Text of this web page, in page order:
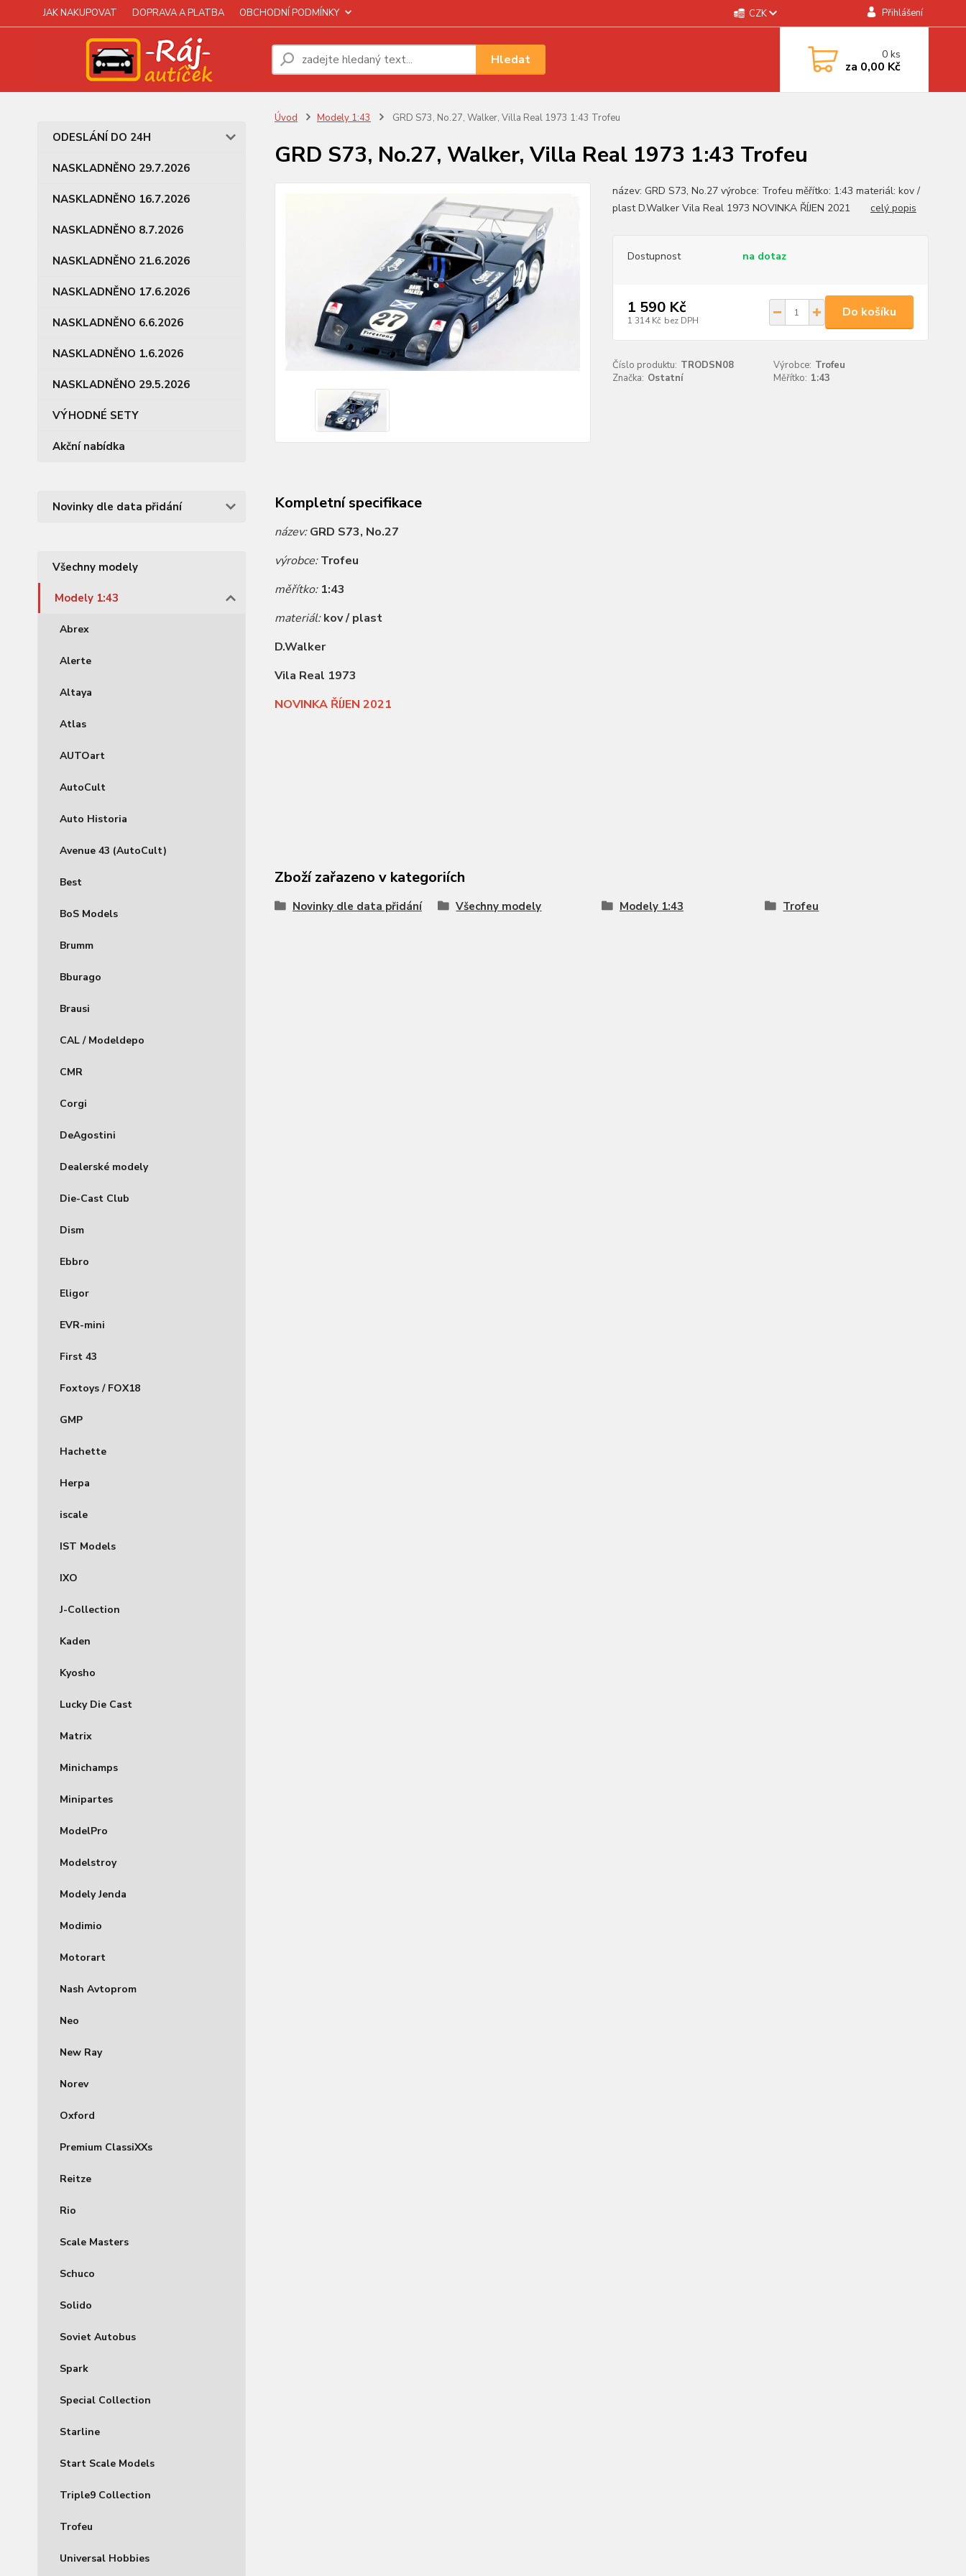
JAK NAKUPOVAT DOPRAVA A PLATBA OBCHODNÍ PODMÍNKY CZK Přihlášení
Hledat 0ks
za 0,00 Kč
ODESLÁNÍ DO 24H
NASKLADNĚNO 29.7.2026
NASKLADNĚNO 16.7.2026
NASKLADNĚNO 8.7.2026
NASKLADNĚNO 21.6.2026
NASKLADNĚNO 17.6.2026
NASKLADNĚNO 6.6.2026
NASKLADNĚNO 1.6.2026
NASKLADNĚNO 29.5.2026
VÝHODNÉ SETY
Akční nabídka
Novinky dle data přidání
Všechny modely
Modely 1:43
Abrex
Alerte
Altaya
Atlas
AUTOart
AutoCult
Auto Historia
Avenue 43 (AutoCult)
Best
BoS Models
Brumm
Bburago
Brausi
CAL / Modeldepo
CMR
Corgi
DeAgostini
Dealerské modely
Die-Cast Club
Dism
Ebbro
Eligor
EVR-mini
First 43
Foxtoys / FOX18
GMP
Hachette
Herpa
iscale
IST Models
IXO
J-Collection
Kaden
Kyosho
Lucky Die Cast
Matrix
Minichamps
Minipartes
ModelPro
Modelstroy
Modely Jenda
Modimio
Motorart
Nash Avtoprom
Neo
New Ray
Norev
Oxford
Premium ClassiXXs
Reitze
Rio
Scale Masters
Schuco
Solido
Soviet Autobus
Spark
Special Collection
Starline
Start Scale Models
Triple9 Collection
Trofeu
Universal Hobbies
Úvod Modely 1:43 GRD S73, No.27, Walker, Villa Real 1973 1:43 Trofeu
GRD S73, No.27, Walker, Villa Real 1973 1:43 Trofeu
název: GRD S73, No.27 výrobce: Trofeu měřítko: 1:43 materiál: kov /
plast D.Walker Vila Real 1973 NOVINKA ŘÍJEN 2021 celý popis
Dostupnost na dotaz
1 590 Kč
1 314 Kč bez DPH
Do košíku
Číslo produktu: TRODSN08 Výrobce: Trofeu
Značka: Ostatní Měřítko: 1:43
Kompletní specifikace
název:GRD S73, No.27
výrobce:Trofeu
měřítko: 1:43
materiál:kov / plast
D.Walker
Vila Real 1973
NOVINKA ŘÍJEN 2021
Zboží zařazeno v kategoriích
Novinky dle data přidání Všechny modely Modely 1:43 Trofeu